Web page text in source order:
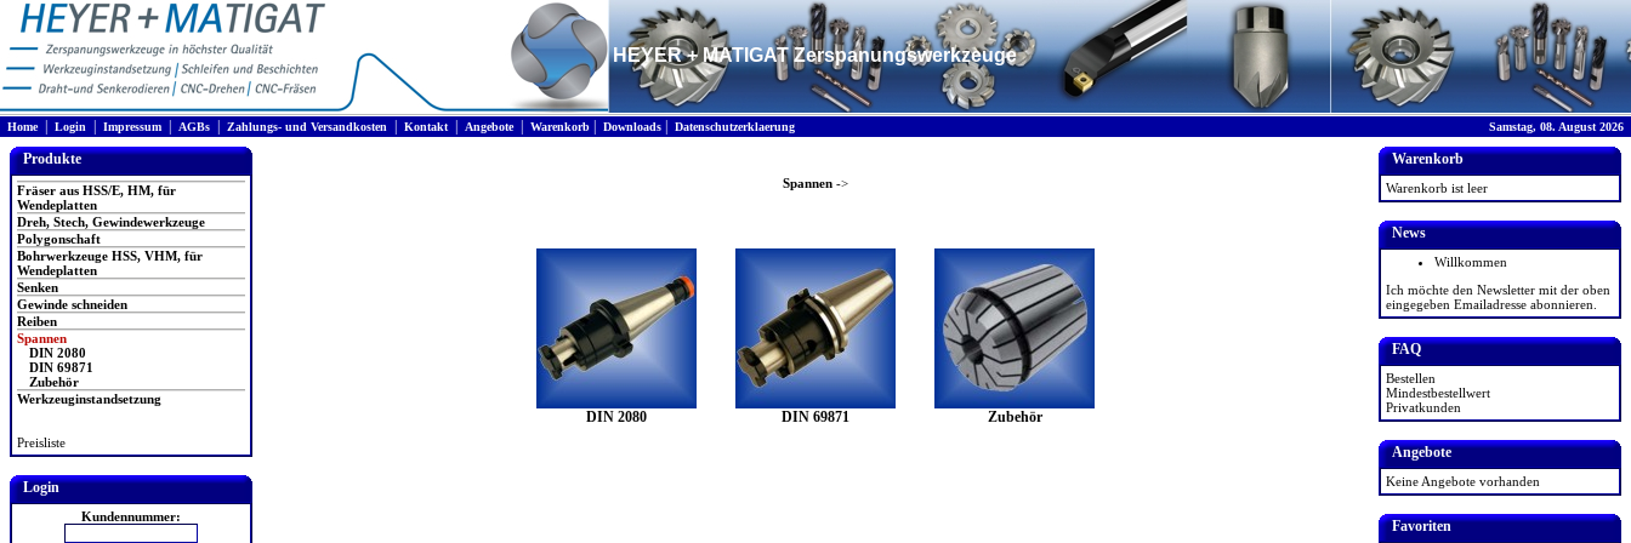
HEYER + MATIGAT Zerspanungswerkzeuge
Home| Login Impressum AGBs Zahlungs- und Versandkosten Kontakt| Angebote| Warenkorb Downloads Datenschutzerklaerung Samstag, 08. August 2026
Produkte
Fräser aus HSS/E, HM, für
Wendeplatten
Dreh, Stech, Gewindewerkzeuge
Polygonschaft
Bohrwerkzeuge HSS, VHM, für
Wendeplatten
Senken
Gewinde schneiden
Reiben
Spannen
DIN 2080
DIN 69871
Zubehör
Werkzeuginstandsetzung
Preisliste
Login
Kundennummer:
Spannen ->
DIN 2080 DIN 69871 Zubehör
Warenkorb
Warenkorb ist leer
News
Willkommen
Ich möchte den Newsletter mit der oben
eingegeben Emailadresse abonnieren.
FAQ
Bestellen
Mindestbestellwert
Privatkunden
Angebote
Keine Angebote vorhanden
Favoriten